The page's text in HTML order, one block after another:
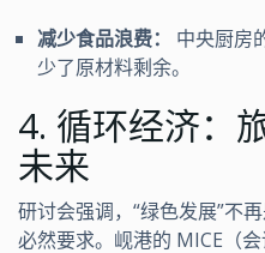
减少食品浪费：
中央厨房
少了原材料剩余。
4. 循环经济：
未来
研讨会强调，“绿色发展”不
必然要求。岘港的 MICE（